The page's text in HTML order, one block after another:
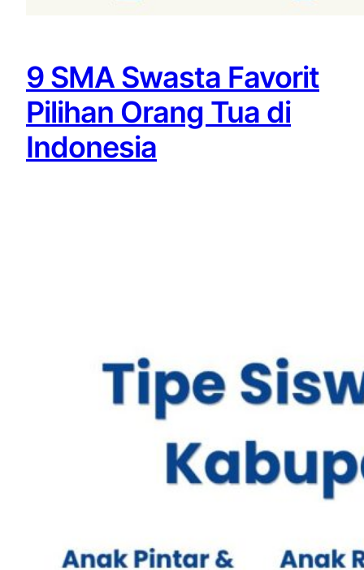
9 SMA Swasta Favorit
Pilihan Orang Tua di
Indonesia